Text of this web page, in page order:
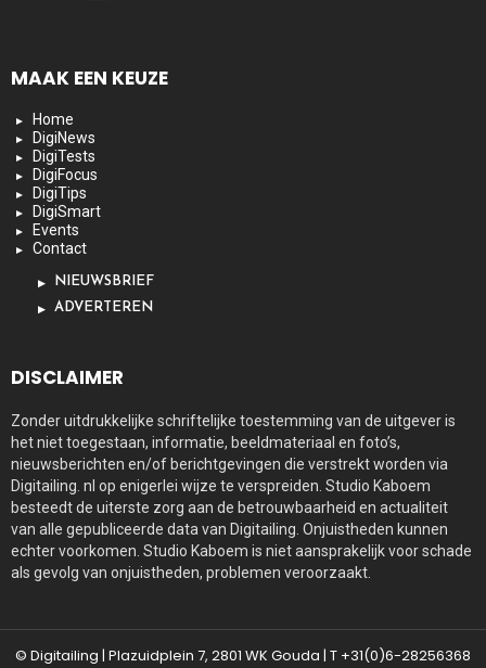
MAAK EEN KEUZE
Home
DigiNews
DigiTests
DigiFocus
DigiTips
DigiSmart
Events
Contact
NIEUWSBRIEF
ADVERTEREN
DISCLAIMER
Zonder uitdrukkelijke schriftelijke toestemming van de uitgever is
het niet toegestaan, informatie, beeldmateriaal en foto’s,
nieuwsberichten en/of berichtgevingen die verstrekt worden via
Digitailing. nl op enigerlei wijze te verspreiden. Studio Kaboem
besteedt de uiterste zorg aan de betrouwbaarheid en actualiteit
van alle gepubliceerde data van Digitailing. Onjuistheden kunnen
echter voorkomen. Studio Kaboem is niet aansprakelijk voor schade
als gevolg van onjuistheden, problemen veroorzaakt.
© Digitailing | Plazuidplein 7, 2801 WK Gouda | T +31(0)6-28256368